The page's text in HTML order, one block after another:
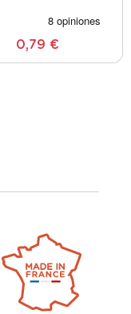
0,79 €